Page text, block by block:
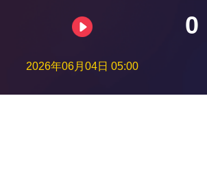
0
2026年06月04日 05:00